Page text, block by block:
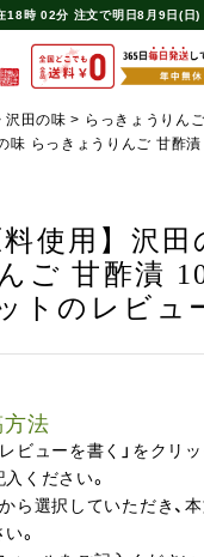
18時 02分 注文で明日8月9日(日)
沢田の味
らっきょうりん
の味 らっきょうりんご 甘酢
料使用】沢
ご 甘酢漬
トのレビュ
方法
ビューを書く」をクリ
ください。
ら選択していただき、
。